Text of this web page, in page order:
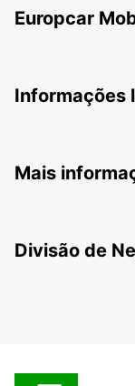
Europcar
Informações
Mais
Divisão de